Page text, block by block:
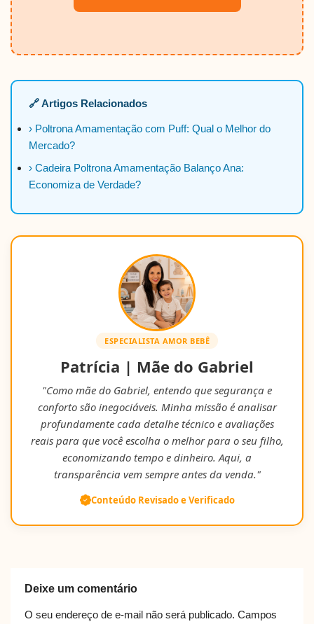
🔗 Artigos Relacionados
› Poltrona Amamentação com Puff: Qual o Melhor do
Mercado?
› Cadeira Poltrona Amamentação Balanço Ana:
Economiza de Verdade?
ESPECIALISTA AMOR BEBÊ
Patrícia | Mãe do Gabriel
"Como mãe do Gabriel, entendo que segurança e
conforto são inegociáveis. Minha missão é analisar
profundamente cada detalhe técnico e avaliações
reais para que você escolha o melhor para o seu filho,
economizando tempo e dinheiro. Aqui, a
transparência vem sempre antes da venda."
Conteúdo Revisado e Verificado
Deixe um comentário
O seu endereço de e-mail não será publicado. Campos